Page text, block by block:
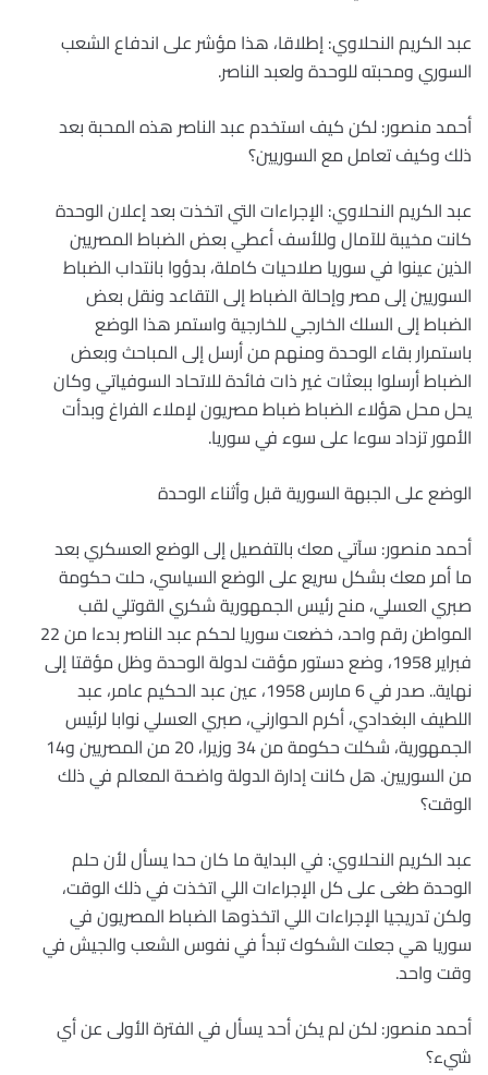
عبد الكريم النحلاوي: إطلاقا، هذا مؤشر على اندفاع الشعب
السوري ومحبته للوحدة ولعبد الناصر.
أحمد منصور: لكن كيف استخدم عبد الناصر هذه المحبة بعد
ذلك وكيف تعامل مع السوريين؟
عبد الكريم النحلاوي: الإجراءات التي اتخذت بعد إعلان الوحدة
كانت مخيبة للآمال وللأسف أعطي بعض الضباط المصريين
الذين عينوا في سوريا صلاحيات كاملة، بدؤوا بانتداب الضباط
السوريين إلى مصر وإحالة الضباط إلى التقاعد ونقل بعض
الضباط إلى السلك الخارجي للخارجية واستمر هذا الوضع
باستمرار بقاء الوحدة ومنهم من أرسل إلى المباحث وبعض
الضباط أرسلوا ببعثات غير ذات فائدة للاتحاد السوفياتي وكان
يحل محل هؤلاء الضباط ضباط مصريون لإملاء الفراغ وبدأت
الأمور تزداد سوءا على سوء في سوريا.
الوضع على الجبهة السورية قبل وأثناء الوحدة
أحمد منصور: سآتي معك بالتفصيل إلى الوضع العسكري بعد
ما أمر معك بشكل سريع على الوضع السياسي، حلت حكومة
صبري العسلي، منح رئيس الجمهورية شكري القوتلي لقب
المواطن رقم واحد، خضعت سوريا لحكم عبد الناصر بدءا من 22
فبراير 1958، وضع دستور مؤقت لدولة الوحدة وظل مؤقتا إلى
نهاية.. صدر في 6 مارس 1958، عين عبد الحكيم عامر، عبد
اللطيف البغدادي، أكرم الحوارني، صبري العسلي نوابا لرئيس
الجمهورية، شكلت حكومة من 34 وزيرا، 20 من المصريين و14
من السوريين. هل كانت إدارة الدولة واضحة المعالم في ذلك
الوقت؟
عبد الكريم النحلاوي: في البداية ما كان حدا يسأل لأن حلم
الوحدة طغى على كل الإجراءات اللي اتخذت في ذلك الوقت،
ولكن تدريجيا الإجراءات اللي اتخذوها الضباط المصريون في
سوريا هي جعلت الشكوك تبدأ في نفوس الشعب والجيش في
وقت واحد.
أحمد منصور: لكن لم يكن أحد يسأل في الفترة الأولى عن أي
شيء؟